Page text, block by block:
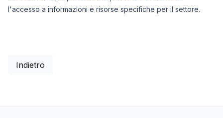
l'accesso a informazioni e risorse specifiche per il settore.
Indietro